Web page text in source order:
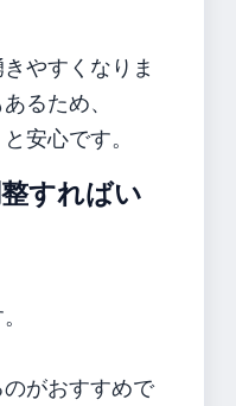
やすくなりま
るため、
安心です。
すればい
がおすすめで